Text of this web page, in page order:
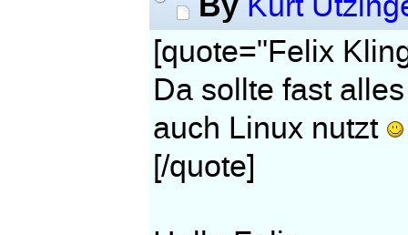
[quote="Felix
Da sollte fast
auch Linux nutzt
[/quote]